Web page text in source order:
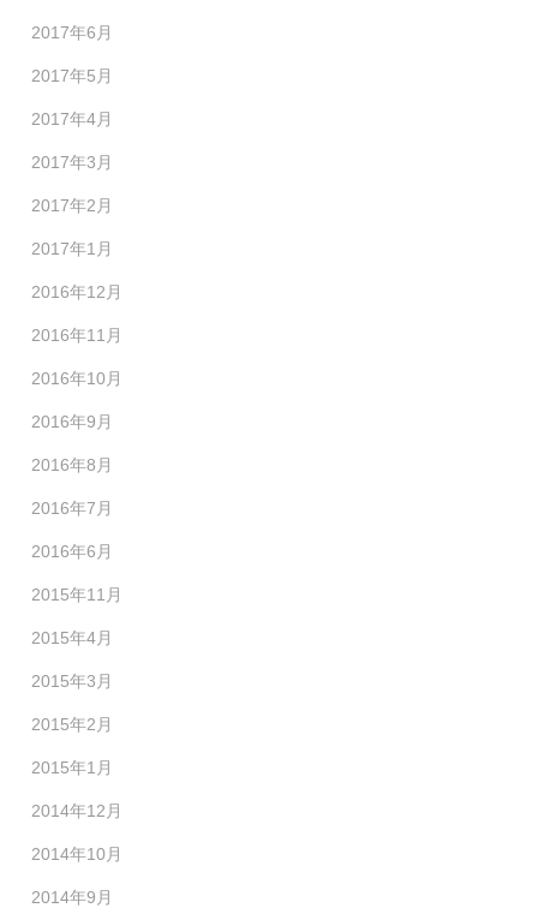
2017年6月
2017年5月
2017年4月
2017年3月
2017年2月
2017年1月
2016年12月
2016年11月
2016年10月
2016年9月
2016年8月
2016年7月
2016年6月
2015年11月
2015年4月
2015年3月
2015年2月
2015年1月
2014年12月
2014年10月
2014年9月